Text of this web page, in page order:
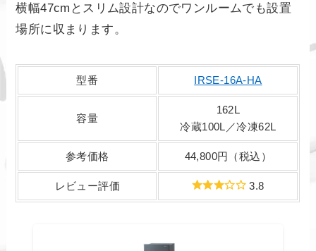
横幅47cmとスリム設計なのでワンルームでも設置
場所に収まります。
型番 IRSE-16A-HA
容量
162L
冷蔵100L／冷凍62L
参考価格 44,800円（税込）
レビュー評価 3.8